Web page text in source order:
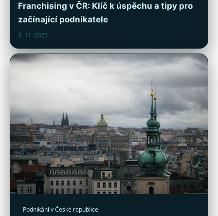
Franchising v ČR: Klíč k úspěchu a tipy pro
začínající podnikatele
3. 11. 2025
Podnikání v České republice